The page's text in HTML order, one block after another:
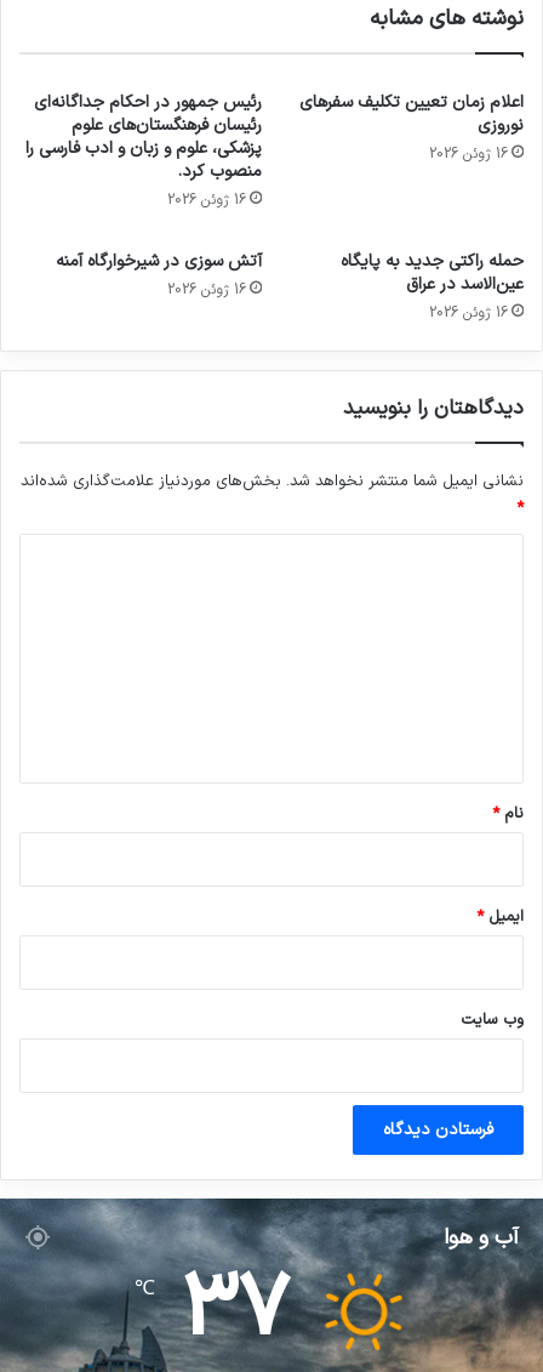
نوشته های مشابه
اعلام زمان تعیین تکلیف سفرهای
نوروزی
16 ژوئن 2026
رئیس جمهور در احکام جداگانه‌ای
رئیسان فرهنگستان‌های علوم
پزشکی، علوم و زبان و ادب فارسی را
منصوب کرد.
16 ژوئن 2026
حمله راکتی جدید به پایگاه
عین‌الاسد در عراق
16 ژوئن 2026
آتش سوزی در شیرخوارگاه آمنه
16 ژوئن 2026
دیدگاهتان را بنویسید
نشانی ایمیل شما منتشر نخواهد شد. بخش‌های موردنیاز علامت‌گذاری شده‌اند
*
نام*
ایمیل*
وب‌ سایت
آب و هوا
37
℃